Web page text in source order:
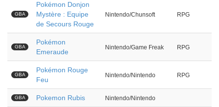
GBA
Pokémon Donjon
Mystère : Equipe
de Secours Rouge
Nintendo/Chunsoft RPG
GBA
Pokémon
Emeraude
Nintendo/Game Freak RPG
GBA
Pokémon Rouge
Feu
Nintendo/Nintendo RPG
GBA Pokemon Rubis Nintendo/Nintendo